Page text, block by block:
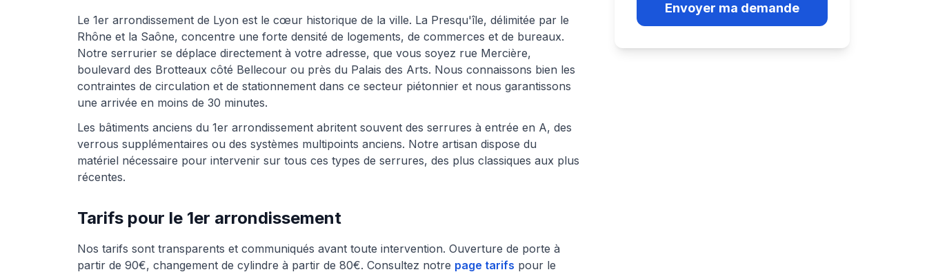
Le 1er arrondissement de Lyon est le cœur historique de la ville. La Presqu'île, délimitée par le
Rhône et la Saône, concentre une forte densité de logements, de commerces et de bureaux.
Notre serrurier se déplace directement à votre adresse, que vous soyez rue Mercière,
boulevard des Brotteaux côté Bellecour ou près du Palais des Arts. Nous connaissons bien les
contraintes de circulation et de stationnement dans ce secteur piétonnier et nous garantissons
une arrivée en moins de 30 minutes.
Les bâtiments anciens du 1er arrondissement abritent souvent des serrures à entrée en A, des
verrous supplémentaires ou des systèmes multipoints anciens. Notre artisan dispose du
matériel nécessaire pour intervenir sur tous ces types de serrures, des plus classiques aux plus
récentes.
Tarifs pour le 1er arrondissement
Nos tarifs sont transparents et communiqués avant toute intervention. Ouverture de porte à
partir de 90€, changement de cylindre à partir de 80€. Consultez notre page tarifs pour le
Envoyer ma demande